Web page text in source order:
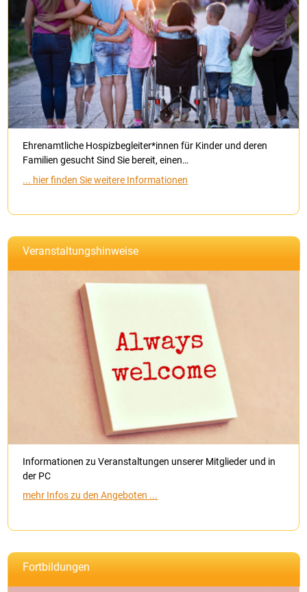
Ehrenamtliche Hospizbegleiter*innen für Kinder und deren
Familien gesucht Sind Sie bereit, einen…
... hier finden Sie weitere Informationen
Veranstaltungshinweise
Informationen zu Veranstaltungen unserer Mitglieder und in
der PC
mehr Infos zu den Angeboten ...
Fortbildungen